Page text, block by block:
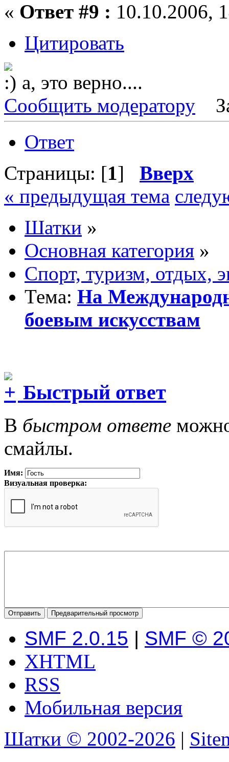
« Ответ #9 : 10.10.2006,
Цитировать
а, это верно....
Сообщить модератору
Ответ
Страницы: [1] Вверх
« предыдущая тема
Шатки »
Основная категория »
Спорт, туризм, отдых,
Тема: На
боевым искусствам
Быстрый ответ
В быстром ответе
смайлы.
Имя:
Визуальная проверка:
SMF 2.0.15 | SMF ©
XHTML
RSS
Мобильная версия
Шатки © 2002-2026 |